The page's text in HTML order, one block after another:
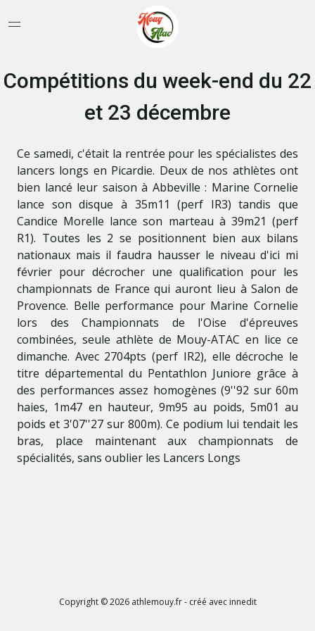
Compétitions du week-end du 22
et 23 décembre
Ce samedi, c'était la rentrée pour les spécialistes des
lancers longs en Picardie. Deux de nos athlètes ont
bien lancé leur saison à Abbeville : Marine Cornelie
lance son disque à 35m11 (perf IR3) tandis que
Candice Morelle lance son marteau à 39m21 (perf
R1). Toutes les 2 se positionnent bien aux bilans
nationaux mais il faudra hausser le niveau d'ici mi
février pour décrocher une qualification pour les
championnats de France qui auront lieu à Salon de
Provence. Belle performance pour Marine Cornelie
lors des Championnats de l'Oise d'épreuves
combinées, seule athlète de Mouy-ATAC en lice ce
dimanche. Avec 2704pts (perf IR2), elle décroche le
titre départemental du Pentathlon Juniore grâce à
des performances assez homogènes (9''92 sur 60m
haies, 1m47 en hauteur, 9m95 au poids, 5m01 au
poids et 3'07''27 sur 800m). Ce podium lui tendait les
bras, place maintenant aux championnats de
spécialités, sans oublier les Lancers Longs
Copyright ©2026 athlemouy.fr- créé avecinnedit